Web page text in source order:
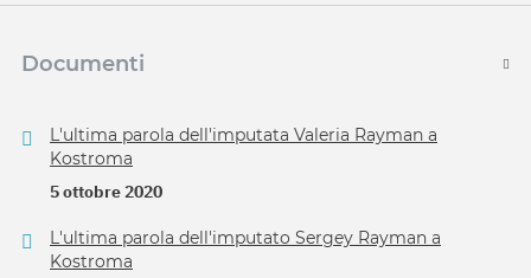
Documenti
L'ultima parola dell'imputata Valeria Rayman a
Kostroma
5 ottobre 2020
L'ultima parola dell'imputato Sergey Rayman a
Kostroma